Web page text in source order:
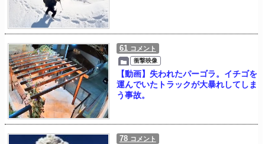
61 コメント
衝撃映像
【動画】失われたパーゴラ。イチゴを
運んでいたトラックが大暴れしてしま
う事故。
78 コメント